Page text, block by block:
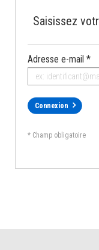
Saisissez
Adresse e-mail *
Connexion
* Champ obligatoire